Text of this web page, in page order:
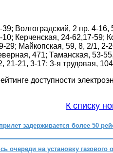
Волгоградский, 2 пр. 4-
Керченская, 24-62,17-
29; Майкопская, 59, 8, 2/1,
471; Таманская, 53-
21, 3-17; 3-я трудовая,
доступности
К списку
задерживается более 50
очереди на установку газового